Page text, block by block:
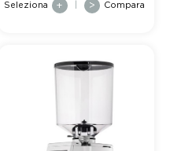
Seleziona + > Compara